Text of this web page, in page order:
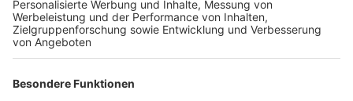
TOP-PARTNER